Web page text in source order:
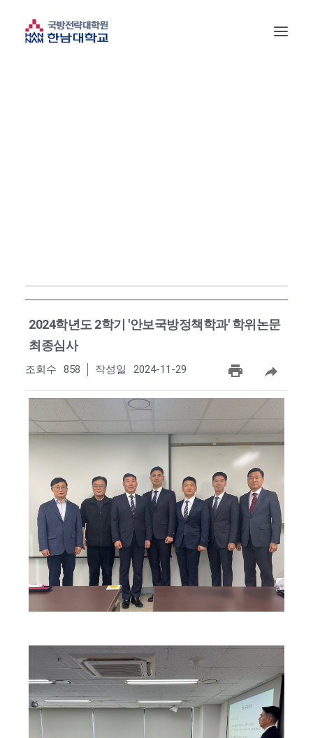
2024학년도 2학기 '안보국방정책학과' 학위논문
최종심사
조회수 858 작성일 2024-11-29